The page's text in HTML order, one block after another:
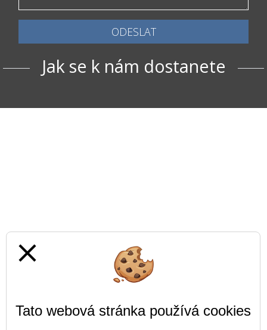
ODESLAT
Jak se k nám dostanete
close
Tato webová stránka používá cookies